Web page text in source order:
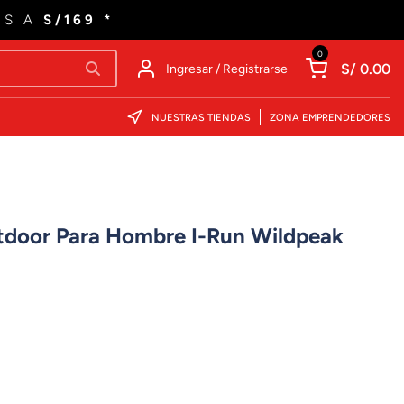
A S/169 *
Ingresar / Registrarse
0
S/ 0.00
NUESTRAS TIENDAS ZONA EMPRENDEDORES
Para Hombre I-Run Wildpeak